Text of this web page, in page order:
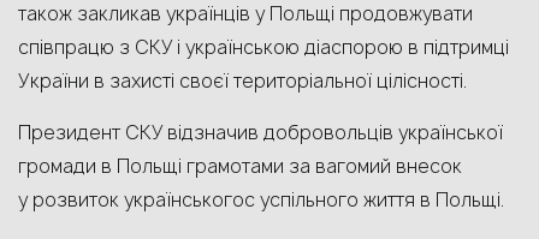
також закликав українців у Польщі продовжувати
співпрацю з СКУ і українською діаспорою в підтримці
України в захисті своєї територіальної цілісності.
Президент СКУ відзначив добровольців української
громади в Польщі грамотами за вагомий внесок
у розвиток українськогос успільного життя в Польщі.